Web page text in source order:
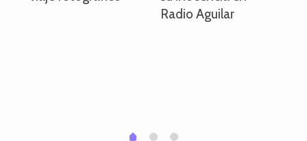
Radio Aguilar
0 1 2